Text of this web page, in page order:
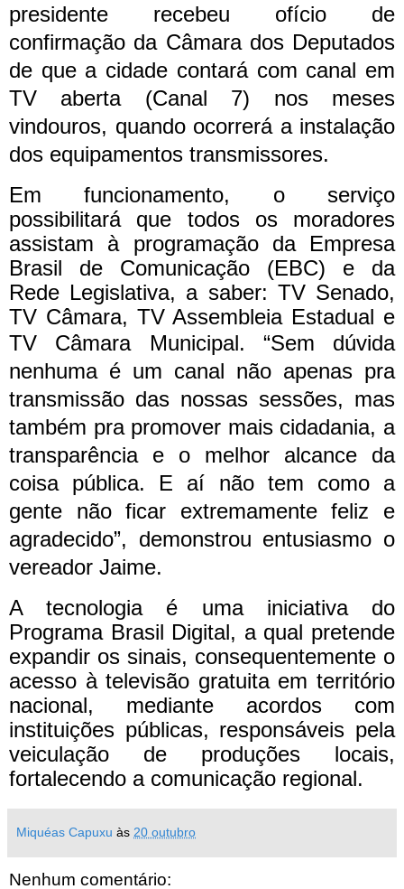
presidente recebeu ofício de
confirmação da Câmara dos Deputados
de que a cidade contará com canal em
TV aberta (Canal 7) nos meses
vindouros, quando ocorrerá a instalação
dos equipamentos transmissores.
Em funcionamento, o serviço
possibilitará que todos os moradores
assistam à programação da Empresa
Brasil de Comunicação (EBC) e da
Rede Legislativa, a saber: TV Senado,
TV Câmara, TV Assembleia Estadual e
TV Câmara Municipal. “Sem dúvida
nenhuma é um canal não apenas pra
transmissão das nossas sessões, mas
também pra promover mais cidadania, a
transparência e o melhor alcance da
coisa pública. E aí não tem como a
gente não ficar extremamente feliz e
agradecido”, demonstrou entusiasmo o
vereador Jaime.
A tecnologia é uma iniciativa do
Programa Brasil Digital, a qual pretende
expandir os sinais, consequentemente o
acesso à televisão gratuita em território
nacional, mediante acordos com
instituições públicas, responsáveis pela
veiculação de produções locais,
fortalecendo a comunicação regional.
Miquéas Capuxu às 20 outubro
Nenhum comentário: